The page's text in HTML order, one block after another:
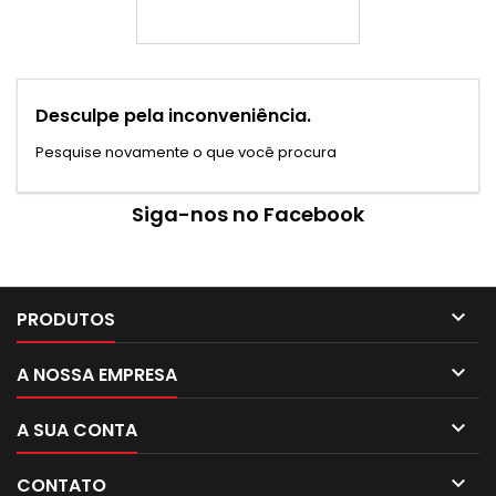
Desculpe pela inconveniência.
Pesquise novamente o que você procura
Siga-nos no Facebook
PRODUTOS 
A NOSSA EMPRESA 
A SUA CONTA 
CONTATO 